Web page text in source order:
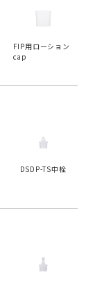
FIP用ローション
cap
DSDP-TS中栓